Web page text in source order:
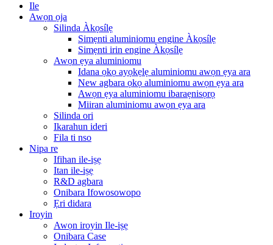
Ile
Awọn ọja
Silinda Àkọsílẹ
Simẹnti aluminiomu engine Àkọsílẹ
Simẹnti irin engine Àkọsílẹ
Awọn ẹya aluminiomu
Idana ọkọ ayọkẹlẹ aluminiomu awọn ẹya ara
New agbara ọkọ aluminiomu awọn ẹya ara
Awọn ẹya aluminiomu ibaraẹnisọrọ
Miiran aluminiomu awọn ẹya ara
Silinda ori
Ikarahun ideri
Fila ti nso
Nipa re
Ifihan ile-iṣẹ
Itan ile-iṣẹ
R&D agbara
Onibara Ifowosowopo
Ẹri didara
Iroyin
Awọn iroyin Ile-iṣẹ
Onibara Case